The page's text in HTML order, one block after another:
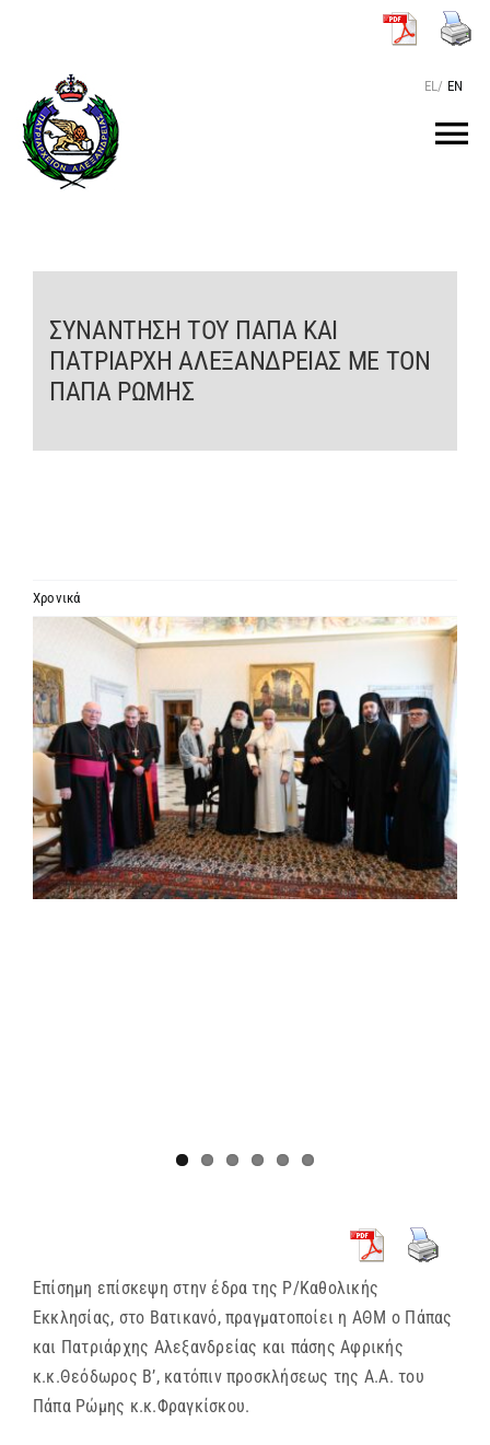
περιεχόμενο
EL/ EN
ΤΟ ΠΑΤΡΙΑΡΧΕΙΟ
ΕΝΗΜΕΡΩΣΗ
ΣΥΝΔΕΣΕΙΣ
ΣΥΝΑΝΤΗΣΗ ΤΟΥ ΠΑΠΑ ΚΑΙ
ΠΑΤΡΙΑΡΧΗ ΑΛΕΞΑΝΔΡΕΙΑΣ ΜΕ ΤΟΝ
ΠΑΠΑ ΡΩΜΗΣ
Χρονικά
Προβολή
μεγαλύτερης
εικόνας
Επίσημη επίσκεψη στην έδρα της Ρ/Καθολικής
Εκκλησίας, στο Βατικανό, πραγματοποίει η ΑΘΜ ο Πάπας
και Πατριάρχης Αλεξανδρείας και πάσης Αφρικής
κ.κ.Θεόδωρος Β’, κατόπιν προσκλήσεως της Α.Α. του
Πάπα Ρώμης κ.κ.Φραγκίσκου.